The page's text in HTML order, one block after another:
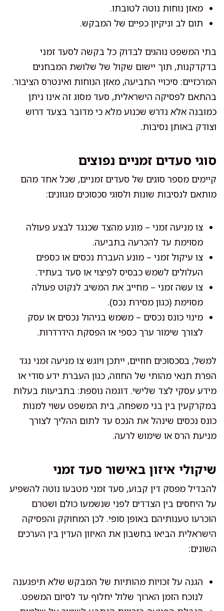
מאזן נוחות נוטה לטובתו.
תום לב וניקיון כפיים של המבקש.
בתי המשפט נוהגים לבדוק כל בקשה לסעד זמני
בדקדקנות, תוך יישום שקול של שלושת המבחנים
המרכזיים: סיכויי התביעה, מאזן הנוחות ואינטרס הציבור.
בהתאם לפסיקה הישראלית, סעד מסוג זה אינו ניתן
כמובנה אלא נדרש שכנוע מלא כי מדובר בצעד דרוש
וצודק באותן נסיבות.
סוגי סעדים זמניים נפוצים
קיימים מספר סוגים של סעדים זמניים, שכל אחד מהם
מותאם לנסיבות שונות ולסוגי סכסוכים מגוונים:
צו מניעה זמני – מונע מהצד שכנגד לבצע פעולה
מסוימת עד להכרעה בתביעה.
צו עיקול זמני – מונע העברת נכסים או כספים
העלולים לשמש כבסיס לפיצוי או סעד בעתיד.
צו עשה זמני – מחייב את המשיב לנקוט פעולה
מסוימת (כגון מסירת נכס).
מינוי כונס נכסים – משמש בניהול נכסים או עסק
לצורך שימור ערך כספי או הפסקת הידרדרות.
למשל, בסכסוכים חוזיים, ייתכן ויוגש צו מניעה זמני נגד
הפרת תנאי מהותי של החוזה, כגון העברת ידע סודי או
מידע עסקי לצד שלישי. דוגמה נוספת: בתביעות בעלות
במקרקעין בין בני משפחה, בית המשפט עשוי למנות
כונס נכסים שינהל את הנכס עד לתום ההליך לצורך
מניעת הרס או שימוש לרעה.
שיקולי איזון באישור סעד זמני
להבדיל מפסק דין קבוע, סעד זמני מטבעו נוטה להשפיע
על היחסים בין הצדדים לפני שנשמעו כולם ושטרם
הוכרעו טענותיהם באופן סופי. לכן המחוקק והפסיקה
הישראלית הביאו בחשבון את האיזון העדין בין הערכים
השונים:
הגנה על זכויות מהותיות של המבקש שלא תיפגענה
לנוכח הזמן הארוך שלול יחלוף עד לסיום המשפט.